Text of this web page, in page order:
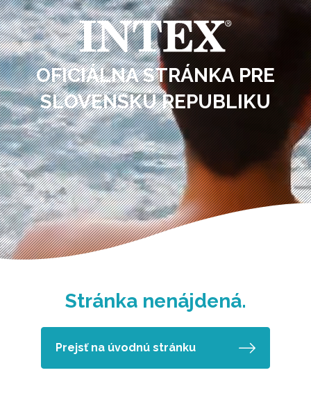
OFICIÁLNA STRÁNKA PRE
SLOVENSKÚ REPUBLIKU
Stránka nenájdená.
Prejsť na úvodnú stránku